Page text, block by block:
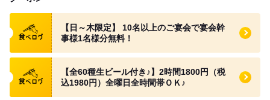
食べログ クーポン
【日～木限定】 10名以上のご宴会で宴会幹
事様1名様分無料！
食べログ クーポン
【全60種生ビール付き♪】2時間1800円（税
込1980円）全曜日全時間帯ＯＫ♪